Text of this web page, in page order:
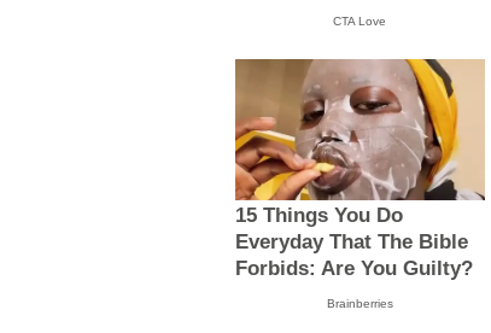
CTA Love
15 Things You Do
Everyday That The Bible
Forbids: Are You Guilty?
Brainberries